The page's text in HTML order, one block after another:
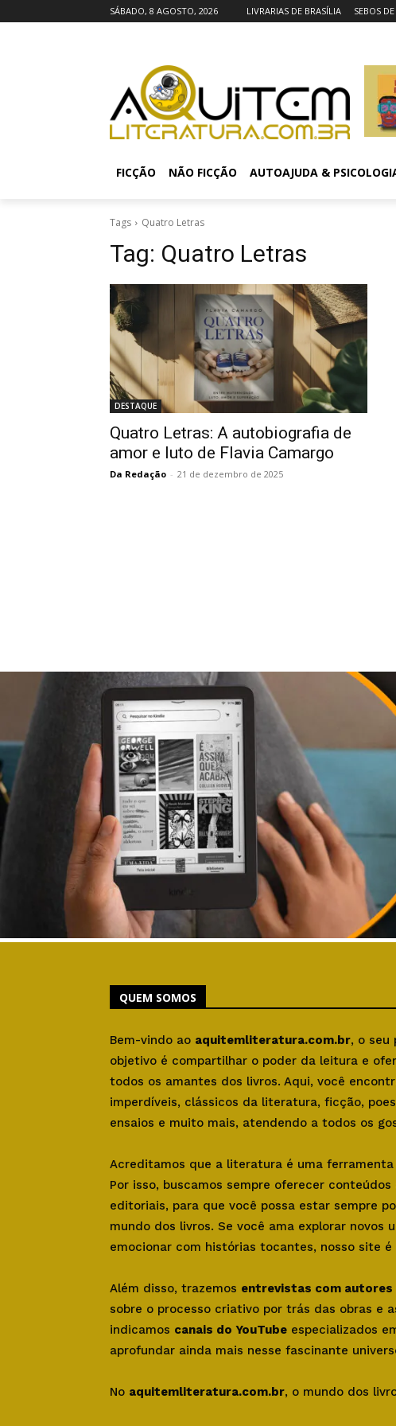
SÁBADO, 8 AGOSTO, 2026 LIVRARIAS DE BRASÍLIA SEBOS
FICÇÃO NÃO FICÇÃO AUTOAJUDA &
Tags Quatro Letras
Tag: Quatro Letras
DESTAQUE
Quatro Letras: A autobiografia de
amor e luto de Flavia Camargo
Da Redação - 21 de dezembro de 2025
QUEM SOMOS
Bem-vindo ao aquitemliteratura.com.br, o seu
objetivo é compartilhar o poder da leitura e
todos os amantes dos livros. Aqui, você
imperdíveis, clássicos da literatura, ficção,
ensaios e muito mais, atendendo a todos os
Acreditamos que a literatura é uma
Por isso, buscamos sempre oferecer
editoriais, para que você possa estar sempre
mundo dos livros. Se você ama explorar novos
emocionar com histórias tocantes, nosso site é
Além disso, trazemos entrevistas com autores
sobre o processo criativo por trás das obras e
indicamos canais do YouTube especializados
aprofundar ainda mais nesse fascinante
No aquitemliteratura.com.br, o mundo dos